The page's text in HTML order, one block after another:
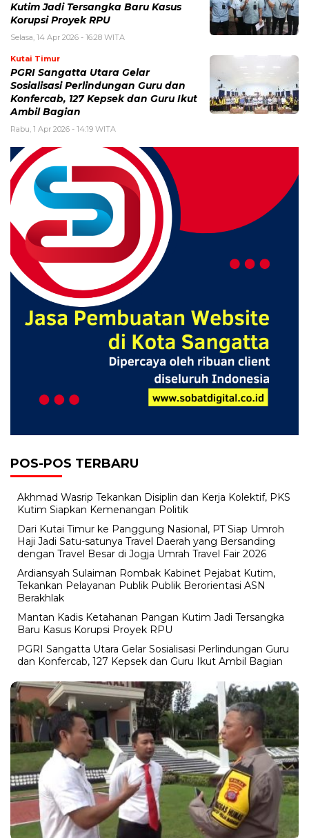
Kutim Jadi Tersangka Baru Kasus
Korupsi Proyek RPU
Selasa, 14 Apr 2026 - 16:28 WITA
Kutai Timur
PGRI Sangatta Utara Gelar
Sosialisasi Perlindungan Guru dan
Konfercab, 127 Kepsek dan Guru Ikut
Ambil Bagian
Rabu, 1 Apr 2026 - 14:19 WITA
POS-POS TERBARU
Akhmad Wasrip Tekankan Disiplin dan Kerja Kolektif, PKS
Kutim Siapkan Kemenangan Politik
Dari Kutai Timur ke Panggung Nasional, PT Siap Umroh
Haji Jadi Satu-satunya Travel Daerah yang Bersanding
dengan Travel Besar di Jogja Umrah Travel Fair 2026
Ardiansyah Sulaiman Rombak Kabinet Pejabat Kutim,
Tekankan Pelayanan Publik Publik Berorientasi ASN
Berakhlak
Mantan Kadis Ketahanan Pangan Kutim Jadi Tersangka
Baru Kasus Korupsi Proyek RPU
PGRI Sangatta Utara Gelar Sosialisasi Perlindungan Guru
dan Konfercab, 127 Kepsek dan Guru Ikut Ambil Bagian